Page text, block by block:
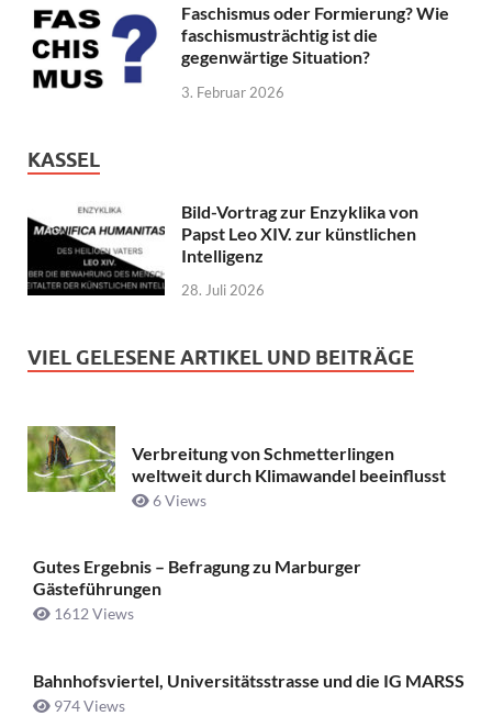
Faschismus oder Formierung? Wie
faschismusträchtig ist die
gegenwärtige Situation?
3. Februar 2026
KASSEL
Bild-Vortrag zur Enzyklika von
Papst Leo XIV. zur künstlichen
Intelligenz
28. Juli 2026
VIEL GELESENE ARTIKEL UND BEITRÄGE
Verbreitung von Schmetterlingen
weltweit durch Klimawandel beeinflusst
6 Views
Gutes Ergebnis – Befragung zu Marburger
Gästeführungen
1612 Views
Bahnhofsviertel, Universitätsstrasse und die IG MARSS
974 Views